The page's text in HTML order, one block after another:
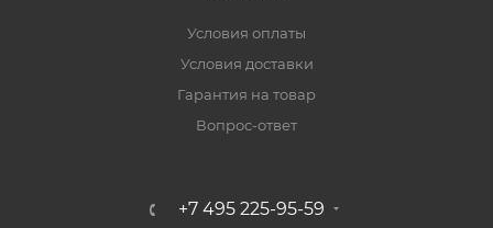
Условия оплаты
Условия доставки
Гарантия на товар
Вопрос-ответ
+7 495 225-95-59